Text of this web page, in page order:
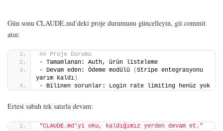
Gün sonu CLAUDE.md’deki proje durumunu güncelleyin, git commit
atın:
## Proje Durumu
- Tamamlanan: Auth, ürün listeleme
- Devam eden: Ödeme modülü
(Stripe entegrasyonu
yarım kaldı )
- Bilinen sorunlar: Login rate limiting henüz yok
Ertesi sabah tek satırla devam:
"CLAUDE.md'yi oku, kaldığımız yerden devam et."